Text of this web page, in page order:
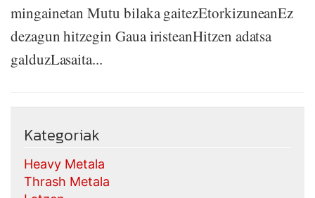
mingainetan Mutu bilaka gaitezEtorkizuneanEz
dezagun hitzegin Gaua iristeanHitzen adatsa
galduzLasaita...
Kategoriak
Heavy Metala
Thrash Metala